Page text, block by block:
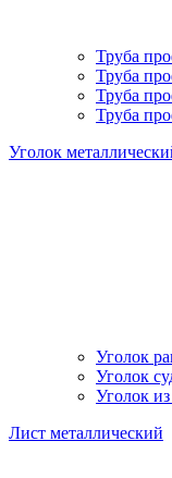
Труба
Труба
Труба
Труба
Уголок
Уголок
Уголок
Уголок
Лист металлический